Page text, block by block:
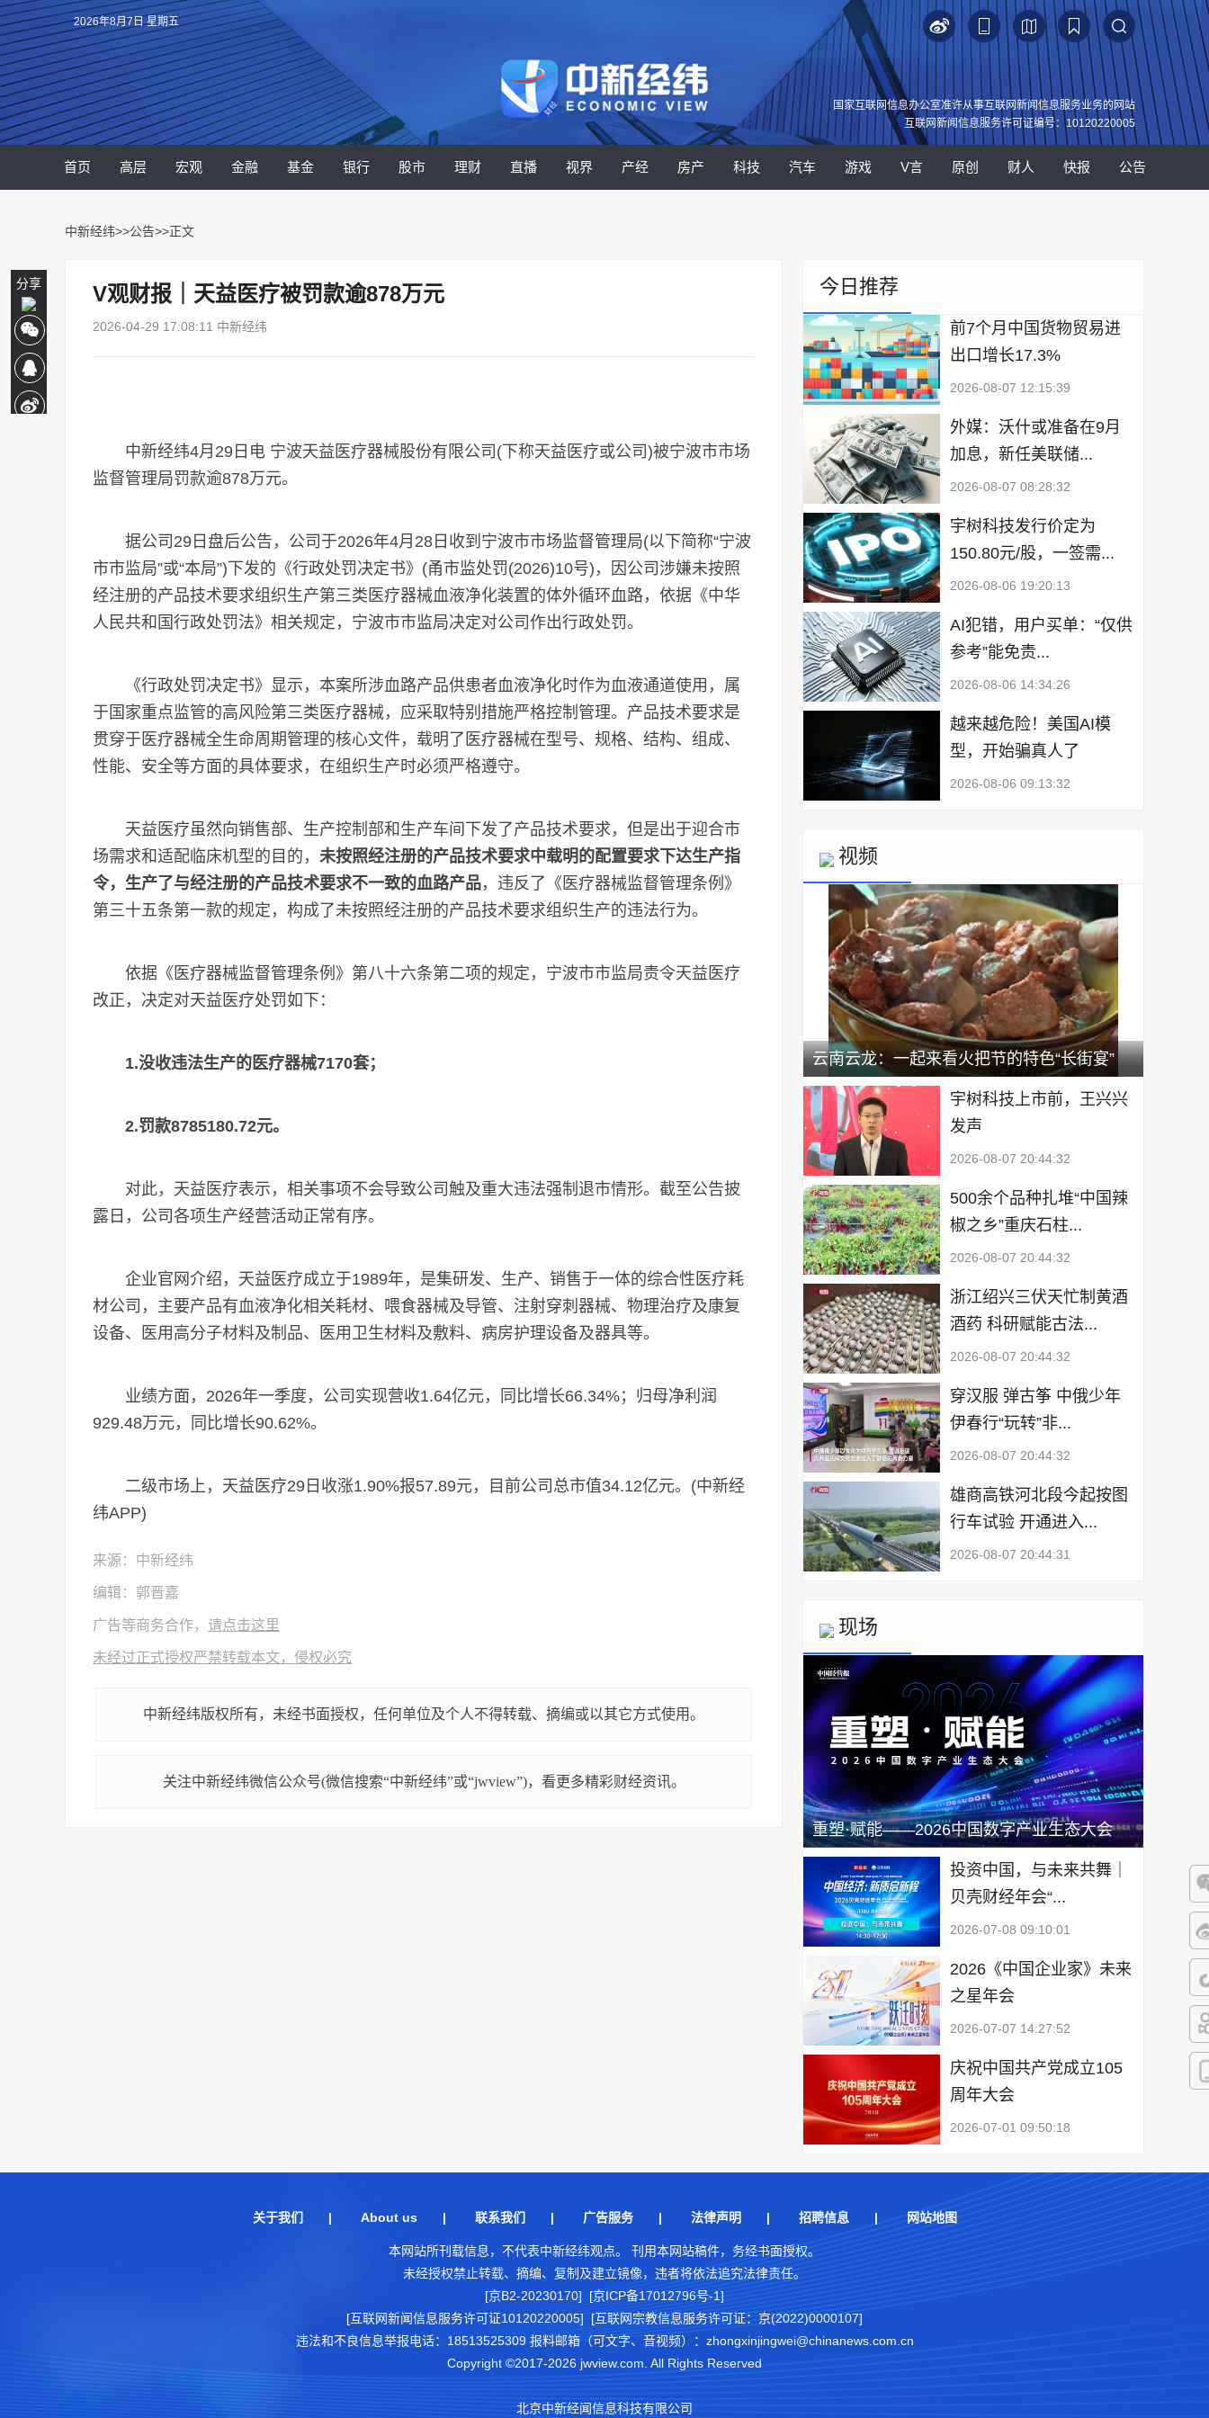
微
微
抖
快
分享
2026年8月7日 星期五
国家互联网信息办公室准许从事互联网新闻信息服务业务的网站
互联网新闻信息服务许可证编号：10120220005
首页 高层 宏观 金融 基金 银行 股市 理财 直播 视界 产经 房产 科技 汽车 游戏 V言 原创 财人 快报 公告
中新经纬>>公告>>正文
V观财报｜天益医疗被罚款逾878万元
2026-04-29 17:08:11 中新经纬
中新经纬4月29日电 宁波天益医疗器械股份有限公司(下称天益医疗或公司)被宁波市市场
监督管理局罚款逾878万元。
据公司29日盘后公告，公司于2026年4月28日收到宁波市市场监督管理局(以下简称“宁波
市市监局”或“本局”)下发的《行政处罚决定书》(甬市监处罚(2026)10号)，因公司涉嫌未按照
经注册的产品技术要求组织生产第三类医疗器械血液净化装置的体外循环血路，依据《中华
人民共和国行政处罚法》相关规定，宁波市市监局决定对公司作出行政处罚。
《行政处罚决定书》显示，本案所涉血路产品供患者血液净化时作为血液通道使用，属
于国家重点监管的高风险第三类医疗器械，应采取特别措施严格控制管理。产品技术要求是
贯穿于医疗器械全生命周期管理的核心文件，载明了医疗器械在型号、规格、结构、组成、
性能、安全等方面的具体要求，在组织生产时必须严格遵守。
天益医疗虽然向销售部、生产控制部和生产车间下发了产品技术要求，但是出于迎合市
场需求和适配临床机型的目的， 未按照经注册的产品技术要求中载明的配置要求下达生产指
令，生产了与经注册的产品技术要求不一致的血路产品，违反了《医疗器械监督管理条例》
第三十五条第一款的规定，构成了未按照经注册的产品技术要求组织生产的违法行为。
依据《医疗器械监督管理条例》第八十六条第二项的规定，宁波市市监局责令天益医疗
改正，决定对天益医疗处罚如下：
1.没收违法生产的医疗器械7170套；
2.罚款8785180.72元。
对此，天益医疗表示，相关事项不会导致公司触及重大违法强制退市情形。截至公告披
露日，公司各项生产经营活动正常有序。
企业官网介绍，天益医疗成立于1989年，是集研发、生产、销售于一体的综合性医疗耗
材公司，主要产品有血液净化相关耗材、喂食器械及导管、注射穿刺器械、物理治疗及康复
设备、医用高分子材料及制品、医用卫生材料及敷料、病房护理设备及器具等。
业绩方面，2026年一季度，公司实现营收1.64亿元，同比增长66.34%；归母净利润
929.48万元，同比增长90.62%。
二级市场上，天益医疗29日收涨1.90%报57.89元，目前公司总市值34.12亿元。(中新经
纬APP)
来源：中新经纬
编辑：郭晋嘉
广告等商务合作， 请点击这里
未经过正式授权严禁转载本文，侵权必究
中新经纬版权所有，未经书面授权，任何单位及个人不得转载、摘编或以其它方式使用。
关注中新经纬微信公众号(微信搜索“中新经纬”或“jwview”)，看更多精彩财经资讯。
今日推荐
前7个月中国货物贸易进
出口增长17.3%
2026-08-07 12:15:39
外媒：沃什或准备在9月
加息，新任美联储...
2026-08-07 08:28:32
宇树科技发行价定为
150.80元/股，一签需...
2026-08-06 19:20:13
AI犯错，用户买单：“仅供
参考”能免责...
2026-08-06 14:34:26
越来越危险！美国AI模
型，开始骗真人了
2026-08-06 09:13:32
视频
云南云龙：一起来看火把节的特色“长街宴”
宇树科技上市前，王兴兴
发声
2026-08-07 20:44:32
500余个品种扎堆“中国辣
椒之乡”重庆石柱...
2026-08-07 20:44:32
浙江绍兴三伏天忙制黄酒
酒药 科研赋能古法...
2026-08-07 20:44:32
穿汉服 弹古筝 中俄少年
伊春行“玩转”非...
2026-08-07 20:44:32
雄商高铁河北段今起按图
行车试验 开通进入...
2026-08-07 20:44:31
现场
重塑·赋能——2026中国数字产业生态大会
投资中国，与未来共舞｜
贝壳财经年会“...
2026-07-08 09:10:01
2026《中国企业家》未来
之星年会
2026-07-07 14:27:52
庆祝中国共产党成立105
周年大会
2026-07-01 09:50:18
关于我们 | About us| 联系我们 | 广告服务| 法律声明 | 招聘信息 | 网站地图
本网站所刊载信息，不代表中新经纬观点。 刊用本网站稿件，务经书面授权。
未经授权禁止转载、摘编、复制及建立镜像，违者将依法追究法律责任。
[京B2-20230170] [京ICP备17012796号-1]
[互联网新闻信息服务许可证10120220005]
[互联网宗教信息服务许可证：京(2022)0000107]
违法和不良信息举报电话：18513525309 报料邮箱（可文字、音视频）：zhongxinjingwei@chinanews.com.cn
Copyright ©2017-2026 jwview.com. All Rights Reserved
北京中新经闻信息科技有限公司